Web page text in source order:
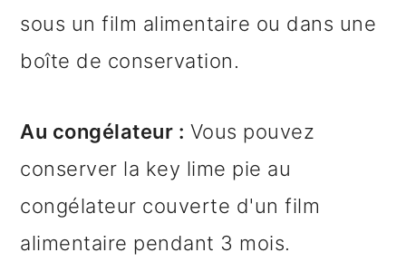
sous un film alimentaire ou dans une
boîte de conservation.
Au congélateur : Vous pouvez
conserver la key lime pie au
congélateur couverte d'un film
alimentaire pendant 3 mois.